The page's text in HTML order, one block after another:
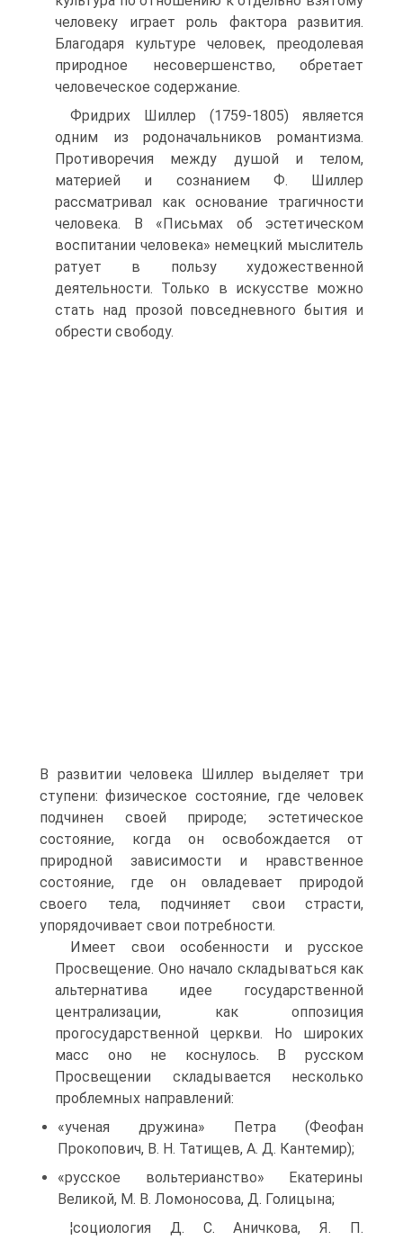
человеку играет роль фактора развития.
Благодаря культуре человек, преодолевая
природное несовершенство, обретает
человеческое содержание.
Фридрих Шиллер (1759-1805) является
одним из родоначальников романтизма.
Противоречия между душой и телом,
материей и сознанием Ф. Шиллер
рассматривал как основание трагичности
человека. В «Письмах об эстетическом
воспитании человека» немецкий мыслитель
ратует в пользу художественной
деятельности. Только в искусстве можно
стать над прозой повседневного бытия и
обрести свободу.
В развитии человека Шиллер выделяет три
ступени: физическое состояние, где человек
подчинен своей природе; эстетическое
состояние, когда он освобождается от
природной зависимости и нравственное
состояние, где он овладевает природой
своего тела, подчиняет свои страсти,
упорядочивает свои потребности.
Имеет свои особенности и русское
Просвещение. Оно начало складываться как
альтернатива идее государственной
централизации, как оппозиция
прогосударственной церкви. Но широких
масс оно не коснулось. В русском
Просвещении складывается несколько
проблемных направлений:
«ученая дружина» Петра (Феофан
Прокопович, В. Н. Татищев, А. Д. Кантемир);
«русское вольтерианство» Екатерины
Великой, М. В. Ломоносова, Д. Голицына;
¦социология Д. С. Аничкова, Я. П.